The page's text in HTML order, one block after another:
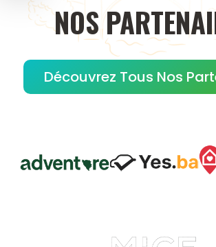
NOS
Découvrez Tous Nos